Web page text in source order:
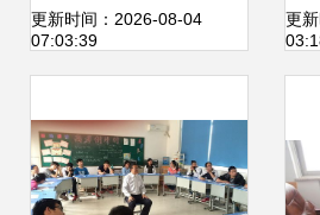
件及智能作业装备
度总结会顺利召开
更新时间：2026-08-04
07:03:39
更